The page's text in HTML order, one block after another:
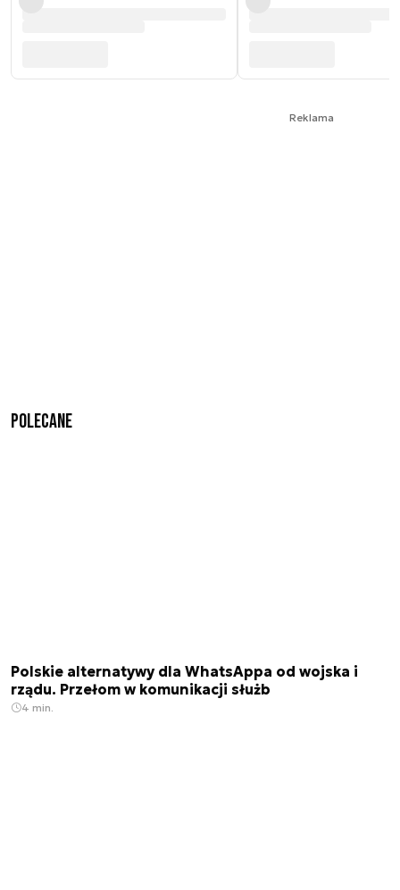
Reklama
Polecane
Polskie alternatywy dla WhatsAppa od wojska i
rządu. Przełom w komunikacji służb
4 min.